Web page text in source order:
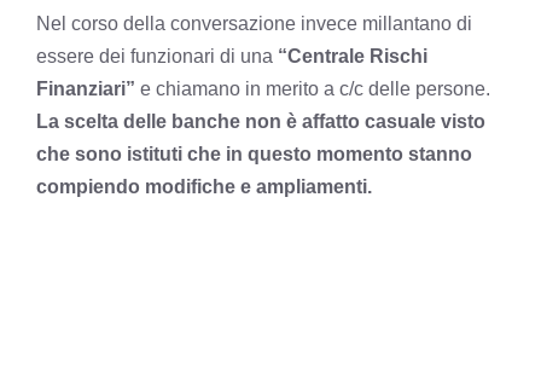
Nel corso della conversazione invece millantano di
essere dei funzionari di una “Centrale Rischi
Finanziari” e chiamano in merito a c/c delle persone.
La scelta delle banche non è affatto casuale visto
che sono istituti che in questo momento stanno
compiendo modifiche e ampliamenti.